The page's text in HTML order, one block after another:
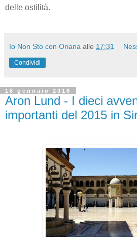
delle ostilità.
Io Non Sto con Oriana alle 17:31
Condividi
18 gennaio 2016
Aron Lund - I dieci
importanti del 2015 in